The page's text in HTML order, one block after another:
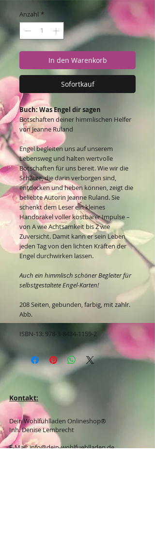
Anzahl *
In den Warenkorb
Sofortkauf
Buch: Was Engel dir sagen
Botschaften deiner himmlischen Helfer
von Jeanne Ruland
Engel begleiten uns auf unserem
Lebensweg und halten wertvolle
Botschaften für uns bereit. Wie wir die
Schätze, die darin verborgen sind,
entdecken und heben können, zeigt die
beliebte Autorin Jeanne Ruland. Sie
schenkt dem Leser ein kleines
Handorakel voller kostbarer Impulse –
von A wie Achtsamkeit bis Z wie
Zuversicht. Damit kann er sein Leben
jeden Tag von den lichten Kräften der
Engel durchwirken lassen.
Auch ein himmlisch schöner Begleiter für
selbstgestaltete Engel-Karten!
208 Seiten, gebunden, farbig, mit zahlr.
Abb.
ISBN-13: 978-3-8434-1159-2
Kontakt:
Dein Wohlfühlladen Onlineshop®
Inh. Denise Lembrecht
E-Mail:info@dein-wohlfuehlladen.de